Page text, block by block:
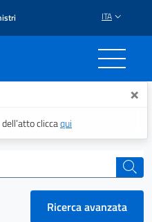
ITA
portale ×
cliccaqui
cerca
Ricerca avanzata